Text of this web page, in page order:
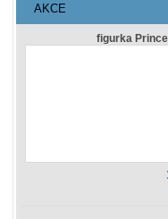
AKCE
figurka